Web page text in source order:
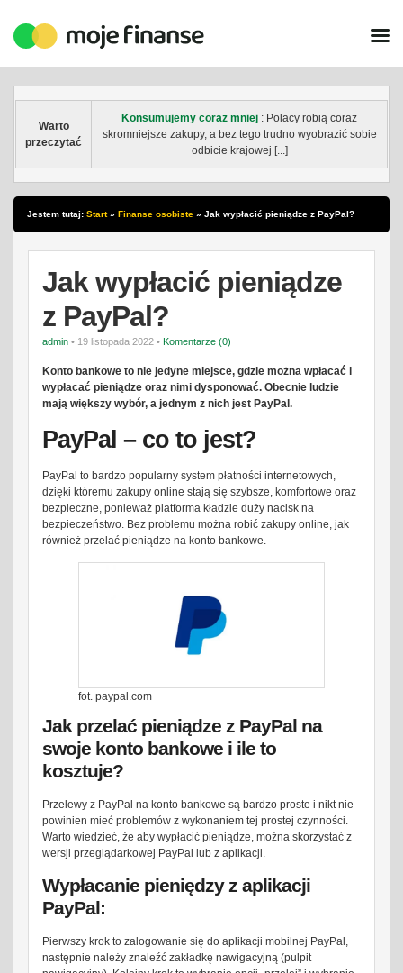
Warto
przeczytać
Konsumujemy coraz mniej : Polacy robią coraz
skromniejsze zakupy, a bez tego trudno wyobrazić sobie
odbicie krajowej [...]
Jestem tutaj: Start» Finanse osobiste » Jak wypłacić pieniądze z PayPal?
Jak wypłacić pieniądze
z PayPal?
admin • 19 listopada 2022 • Komentarze (0)
Konto bankowe to nie jedyne miejsce, gdzie można wpłacać i
wypłacać pieniądze oraz nimi dysponować. Obecnie ludzie
mają większy wybór, a jednym z nich jest PayPal.
PayPal – co to jest?
PayPal to bardzo popularny system płatności internetowych,
dzięki któremu zakupy online stają się szybsze, komfortowe oraz
bezpieczne, ponieważ platforma kładzie duży nacisk na
bezpieczeństwo. Bez problemu można robić zakupy online, jak
również przelać pieniądze na konto bankowe.
fot. paypal.com
Jak przelać pieniądze z PayPal na
swoje konto bankowe i ile to
kosztuje?
Przelewy z PayPal na konto bankowe są bardzo proste i nikt nie
powinien mieć problemów z wykonaniem tej prostej czynności.
Warto wiedzieć, że aby wypłacić pieniądze, można skorzystać z
wersji przeglądarkowej PayPal lub z aplikacji.
Wypłacanie pieniędzy z aplikacji
PayPal:
Pierwszy krok to zalogowanie się do aplikacji mobilnej PayPal,
następnie należy znaleźć zakładkę nawigacyjną (pulpit